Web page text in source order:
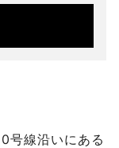
号線沿いにある